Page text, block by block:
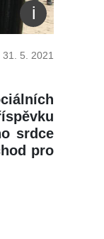
31. 5. 2021
srdce
pro